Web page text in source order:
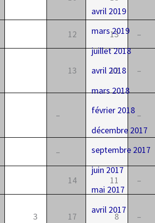
12 13 –
13 12 –
– 0 –
– 0 –
14 11 –
3 17 8 –
avril 2019
mars 2019
juillet 2018
avril 2018
mars 2018
février 2018
décembre 2017
septembre 2017
juin 2017
mai 2017
avril 2017